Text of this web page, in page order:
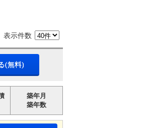
表示件数
(無料)
築年月
築年数